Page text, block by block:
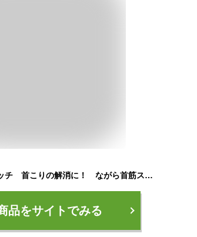
Dr.エアー首筋ストレッチ 首こりの解消に！ ながら首筋ストレッチ！ エアーの力で頭を支える！
品をサイトでみる